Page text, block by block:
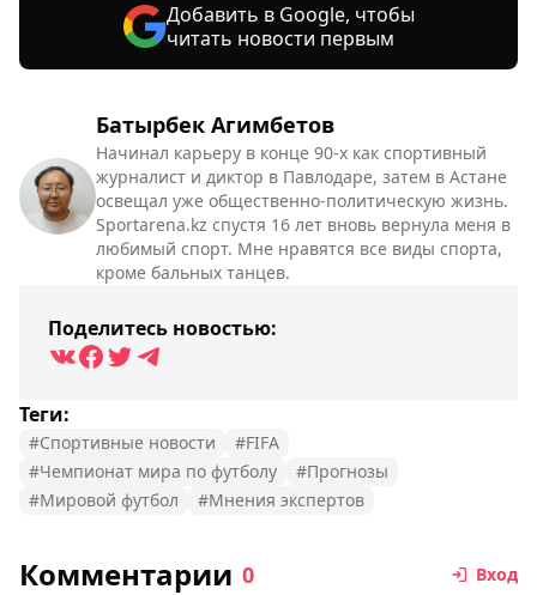
Батырбек Агимбетов
Начинал карьеру в конце 90-х как спортивный
журналист и диктор в Павлодаре, затем в Астане
освещал уже общественно-политическую жизнь.
Sportarena.kz спустя 16 лет вновь вернула меня в
любимый спорт. Мне нравятся все виды спорта,
кроме бальных танцев.
Поделитесь новостью:
Теги:
#Спортивные новости
#FIFA
#Чемпионат мира по футболу
#Прогнозы
#Мировой футбол
#Мнения экспертов
Добавить в Google, чтобы
читать новости первым
Комментарии 0 Вход